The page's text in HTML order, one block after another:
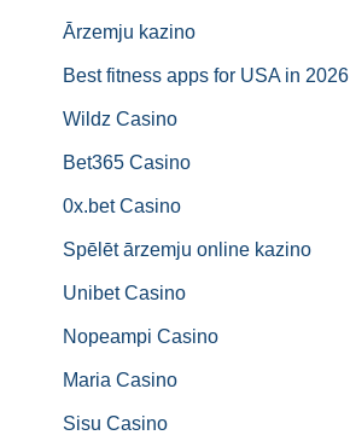
Ārzemju kazino
Best fitness apps for USA in 2026
Wildz Casino
Bet365 Casino
0x.bet Casino
Spēlēt ārzemju online kazino
Unibet Casino
Nopeampi Casino
Maria Casino
Sisu Casino